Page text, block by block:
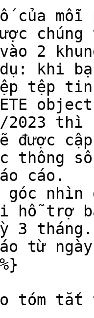
của
2
dụ: khi
tệp tin
2023 thì
được
thông
cáo.
góc nhìn
hỗ trợ
3
từ
tóm